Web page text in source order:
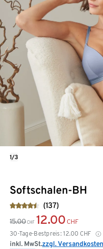
Softschalen-BH
(137)
15.00 CHF 12.00 CHF
30-Tage-Bestpreis: 12.00 CHF
inkl. MwSt.zzgl. Versandkosten
1/3